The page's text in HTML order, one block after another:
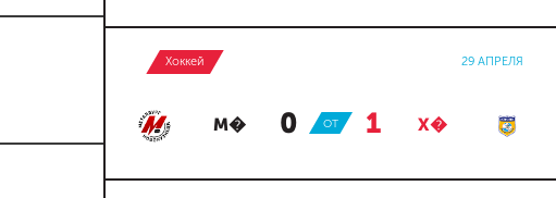
Хоккей 29 АПРЕЛЯ
М� 0 : 1 Х�
ОТ